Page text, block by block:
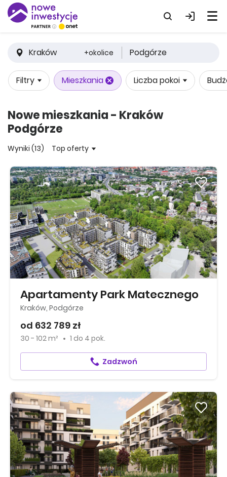
Kraków +okolice Podgórze
Filtry Mieszkania Liczba pokoi
Nowe mieszkania - Kraków
Podgórze
Wyniki (13) Top oferty
Apartamenty Park Matecznego
Kraków, Podgórze
od 632 789 zł
30 - 102 m² 1 do 4 pok.
Zadzwoń